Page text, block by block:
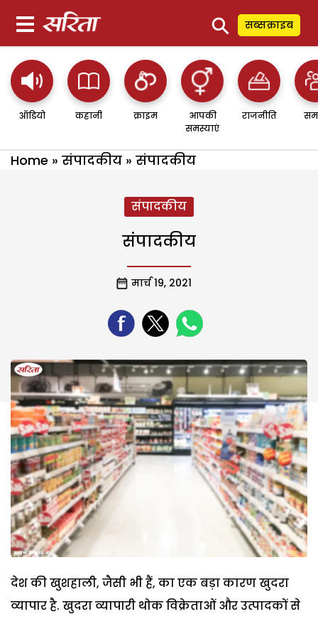
⚲ सब्सक्राइब
ऑडियो कहानी क्राइम
आपकी
समस्याएं
राजनीति
Home » संपादकीय » संपादकीय
संपादकीय
संपादकीय
मार्च 19, 2021
देश की खुशहाली, जैसी भी हैं, का एक बड़ा कारण खुदरा
व्यापार है. खुदरा व्यापारी थोक विक्रेताओं और उत्पादकों से